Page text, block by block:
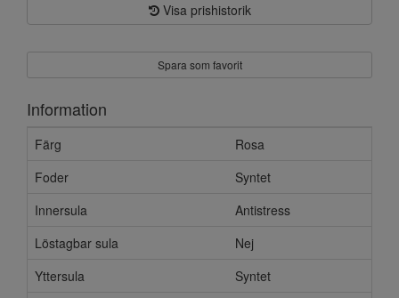
Visa prishistorik
Spara som favorit
Information
Färg
Rosa
Foder
Syntet
Innersula
Antistress
Löstagbar sula
Nej
Yttersula
Syntet